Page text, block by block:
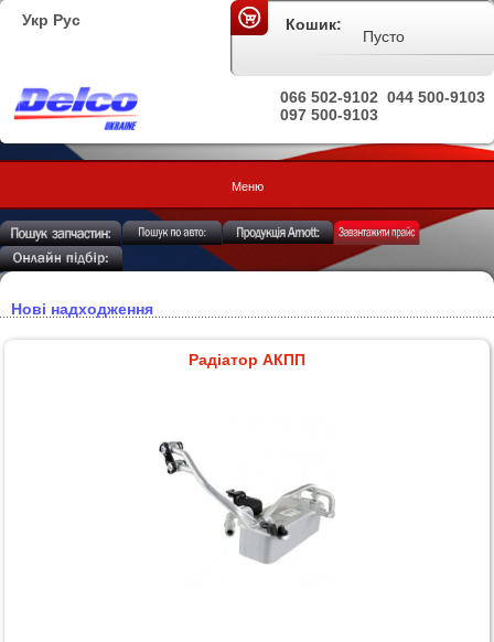
Укр Рус
044 500-9103
066 502-9102
097 500-9103
Кошик:
Пусто
Меню
Нові надходження
Радіатор АКПП